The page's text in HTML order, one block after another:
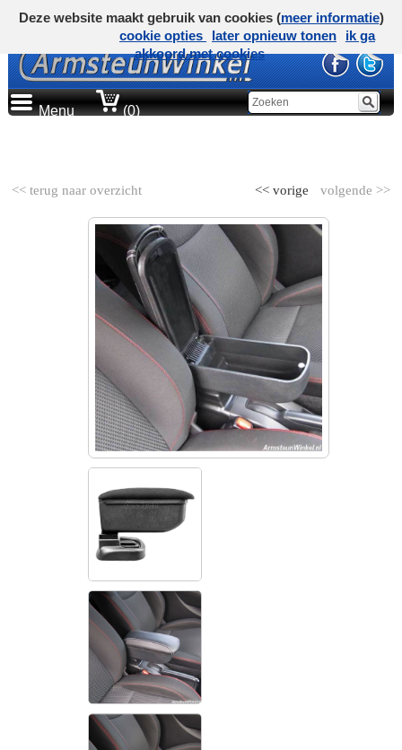
Menu (0)
<< terug naar overzicht volgende >>
<< vorige
Deze website maakt gebruik van cookies (meer informatie)
cookie opties
later opnieuw tonen
ik ga
akkoord met cookies